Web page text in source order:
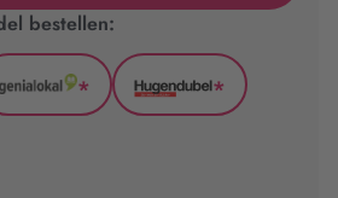
bestellen:
GenialLokal
*
Hugendubel
*